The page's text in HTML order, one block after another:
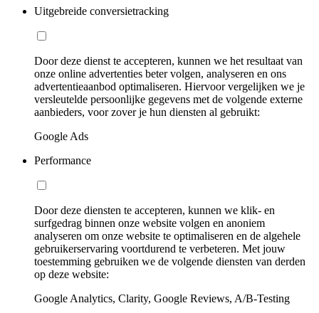
Uitgebreide conversietracking
Door deze dienst te accepteren, kunnen we het resultaat van
onze online advertenties beter volgen, analyseren en ons
advertentieaanbod optimaliseren. Hiervoor vergelijken we je
versleutelde persoonlijke gegevens met de volgende externe
aanbieders, voor zover je hun diensten al gebruikt:
Google Ads
Performance
Door deze diensten te accepteren, kunnen we klik- en
surfgedrag binnen onze website volgen en anoniem
analyseren om onze website te optimaliseren en de algehele
gebruikerservaring voortdurend te verbeteren. Met jouw
toestemming gebruiken we de volgende diensten van derden
op deze website:
Google Analytics, Clarity, Google Reviews, A/B-Testing